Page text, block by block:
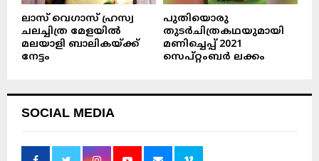
ലാസ് വെഗാസ് ഹ്രസ്വ
ചലച്ചിത്ര മേളയിൽ
മലയാളി ബാലികയ്ക്ക്
നേട്ടം
പുതിയൊരു
തുടർചിത്രകഥയുമായി
മണിച്ചെപ്പ് 2021
സെപ്റ്റംബർ ലക്കം
SOCIAL MEDIA